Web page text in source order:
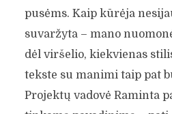
pusėms. Kaip kūrėja
suvaržyta – mano
dėl viršelio, kiekvienas
tekste su manimi taip pat
Projektų vadovė Raminta